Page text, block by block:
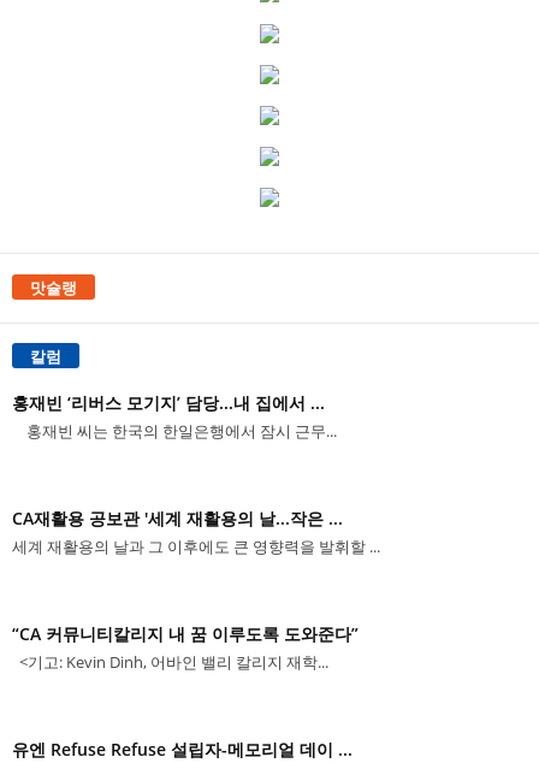
맛슐랭
칼럼
홍재빈 ‘리버스 모기지’ 담당...내 집에서 ...
홍재빈 씨는 한국의 한일은행에서 잠시 근무...
CA재활용 공보관 '세계 재활용의 날...작은 ...
세계 재활용의 날과 그 이후에도 큰 영향력을 발휘할 ...
“CA 커뮤니티칼리지 내 꿈 이루도록 도와준다”
<기고: Kevin Dinh, 어바인 밸리 칼리지 재학...
유엔 Refuse Refuse 설립자-메모리얼 데이 ...